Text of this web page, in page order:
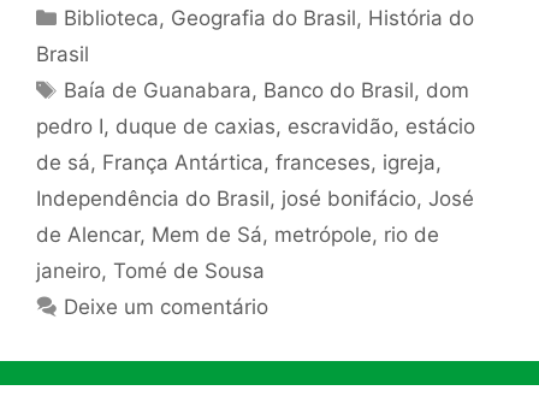
Categorias
Biblioteca, Geografia do Brasil, História do
Brasil
Tags
Baía de Guanabara, Banco do Brasil, dom
pedro I, duque de caxias, escravidão, estácio
de sá, França Antártica, franceses, igreja,
Independência do Brasil, josé bonifácio, José
de Alencar, Mem de Sá, metrópole, rio de
janeiro, Tomé de Sousa
Deixe um comentário